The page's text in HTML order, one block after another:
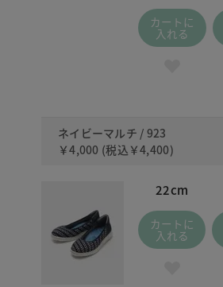
カートに
入れる
ネイビーマルチ / 923
￥4,000 (税込 ￥4,400)
22cm
カートに
入れる